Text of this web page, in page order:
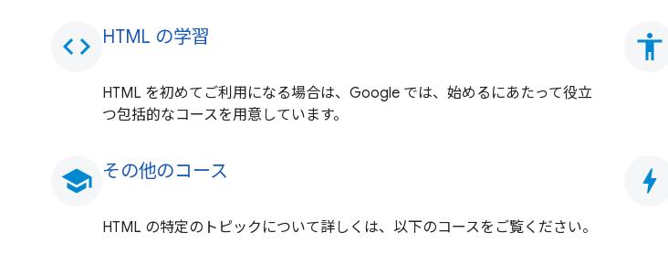
code HTML の学習
HTML を初めてご利用になる場合は、Google では、始めるにあたって役立
つ包括的なコースを用意しています。
school その他のコース
HTML の特定のトピックについて詳しくは、以下のコースをご覧ください。
accessibility
bolt